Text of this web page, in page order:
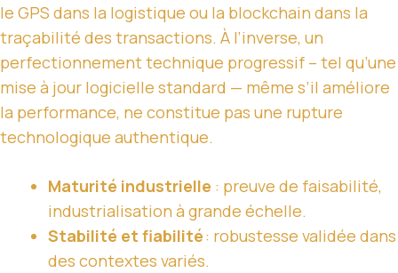
le GPS dans la logistique ou la blockchain dans la
traçabilité des transactions. À l’inverse, un
perfectionnement technique progressif – tel qu’une
mise à jour logicielle standard — même s’il améliore
la performance, ne constitue pas une rupture
technologique authentique.
Maturité industrielle : preuve de faisabilité,
industrialisation à grande échelle.
Stabilité et fiabilité: robustesse validée dans
des contextes variés.